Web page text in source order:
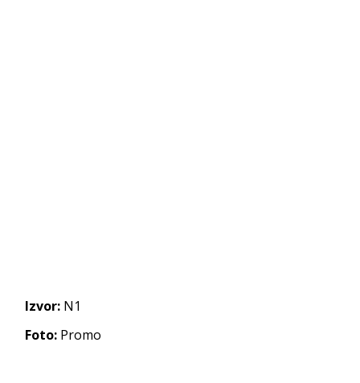
Izvor: N1
Foto: Promo